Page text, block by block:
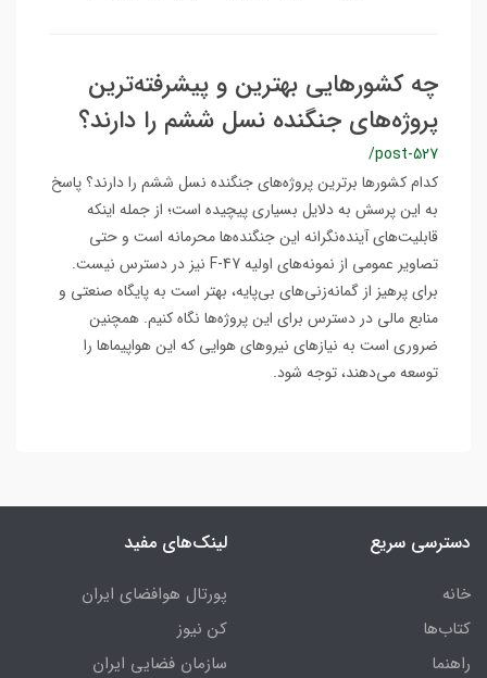
چه کشورهایی بهترین و پیشرفته‌ترین
پروژه‌های جنگنده‌ نسل ششم را دارند؟
/post-527
کدام کشورها برترین پروژه‌های جنگنده نسل ششم را دارند؟ پاسخ
به این پرسش به دلایل بسیاری پیچیده است؛ از جمله اینکه
قابلیت‌های آینده‌نگرانه این جنگنده‌ها محرمانه است و حتی
تصاویر عمومی از نمونه‌های اولیه F-47 نیز در دسترس نیست.
برای پرهیز از گمانه‌زنی‌های بی‌پایه، بهتر است به پایگاه صنعتی و
منابع مالی در دسترس برای این پروژه‌ها نگاه کنیم. همچنین
ضروری است به نیازهای نیروهای هوایی که این هواپیماها را
توسعه می‌دهند، توجه شود.
دسترسی سریع
خانه
کتاب‌ها
راهنما
لینک‌های مفید
پورتال هوافضای ایران
کن نیوز
سازمان فضایی ایران